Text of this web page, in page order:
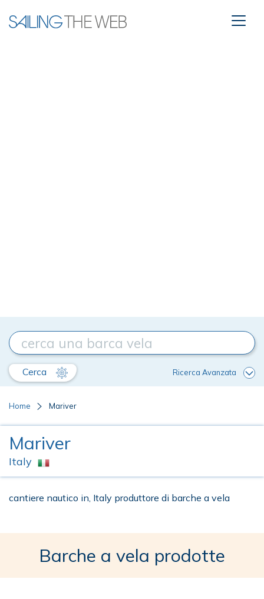
Cerca Ricerca Avanzata
Home Mariver
Mariver
Italy
cantiere nautico in, Italy produttore di barche a vela
Barche a vela prodotte